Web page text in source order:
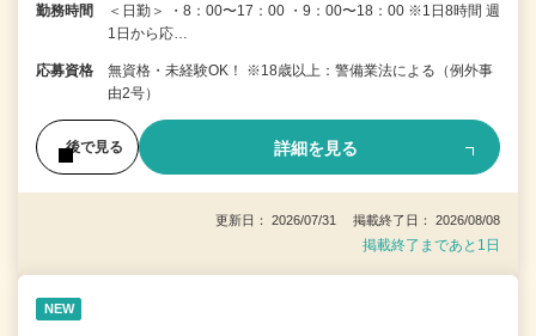
勤務時間
＜日勤＞ ・8：00〜17：00 ・9：00〜18：00 ※1日8時間 週
1日から応…
応募資格
無資格・未経験OK！ ※18歳以上：警備業法による（例外事
由2号）
後で見る 詳細を見る
更新日： 2026/07/31 掲載終了日： 2026/08/08
掲載終了まであと1日
NEW